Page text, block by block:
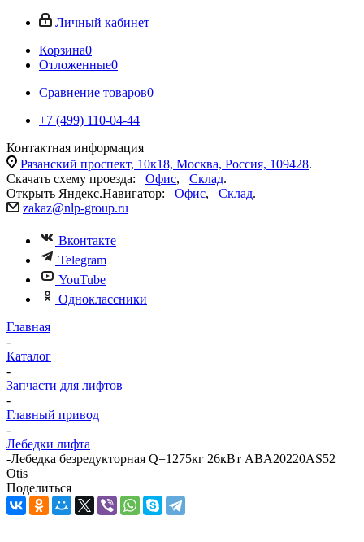
Личный кабинет
Корзина0
Отложенные0
Сравнение товаров0
+7 (499) 110-04-44
Контактная информация
Рязанский проспект, 10к18, Москва, Россия, 109428.
Скачать схему проезда: Офис, Склад.
Открыть Яндекс.Навигатор: Офис, Склад.
zakaz@nlp-group.ru
Вконтакте
Telegram
YouTube
Одноклассники
Главная
-
Каталог
-
Запчасти для лифтов
-
Главный привод
-
Лебедки лифта
-Лебедка безредукторная Q=1275кг 26кВт ABA20220AS52
Otis
Поделиться